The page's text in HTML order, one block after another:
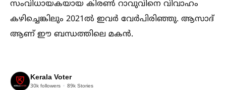
സംവിധായകയായ കിരണ്‍ റാവുവിനെ വിവാഹം
കഴിച്ചെങ്കിലും 2021ല്‍ ഇവർ വേർപിരിഞ്ഞു. ആസാദ്
ആണ് ഈ ബന്ധത്തിലെ മകൻ.
Kerala Voter
30k followers 89k Stories